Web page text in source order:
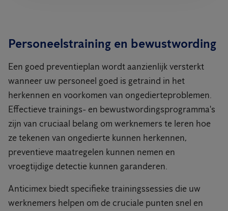
Personeelstraining en bewustwording
Een goed preventieplan wordt aanzienlijk versterkt
wanneer uw personeel goed is getraind in het
herkennen en voorkomen van ongedierteproblemen.
Effectieve trainings- en bewustwordingsprogramma's
zijn van cruciaal belang om werknemers te leren hoe
ze tekenen van ongedierte kunnen herkennen,
preventieve maatregelen kunnen nemen en
vroegtijdige detectie kunnen garanderen.
Anticimex biedt specifieke trainingssessies die uw
werknemers helpen om de cruciale punten snel en